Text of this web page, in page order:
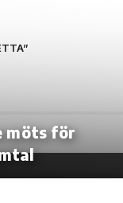
möts för